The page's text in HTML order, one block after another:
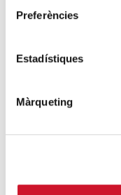
Preferències
Estadístiques
Màrqueting
situación en
SIGUE LEYENDO
4.100
extraordinario
La campana